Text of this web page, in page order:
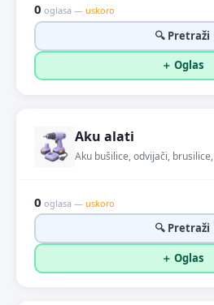
0 oglasa — uskoro
🔍 Pretraži
＋ Oglas
Aku alati
Aku bušilice, odvijači,
0 oglasa — uskoro
🔍 Pretraži
＋ Oglas